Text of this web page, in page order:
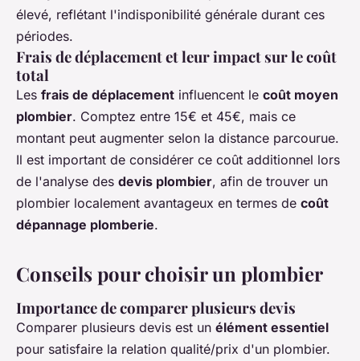
élevé, reflétant l'indisponibilité générale durant ces
périodes.
Frais de déplacement et leur impact sur le coût
total
Les frais de déplacement influencent le coût moyen
plombier. Comptez entre 15€ et 45€, mais ce
montant peut augmenter selon la distance parcourue.
Il est important de considérer ce coût additionnel lors
de l'analyse des devis plombier, afin de trouver un
plombier localement avantageux en termes de coût
dépannage plomberie.
Conseils pour choisir un plombier
Importance de comparer plusieurs devis
Comparer plusieurs devis est un élément essentiel
pour satisfaire la relation qualité/prix d'un plombier.